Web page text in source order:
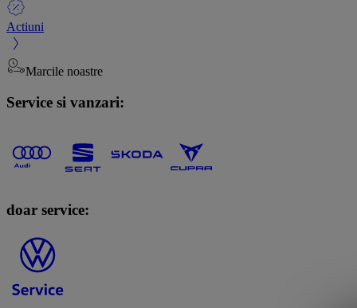
Actiuni
Marcile noastre
Service si vanzari:
doar service: